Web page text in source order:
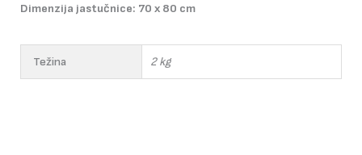
Dimenzija jastučnice: 70 x 80 cm
Težina 2 kg